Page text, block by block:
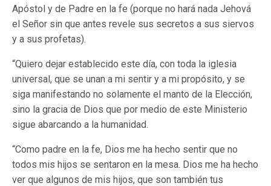
Apóstol y de Padre en la fe (porque no hará nada Jehová
el Señor sin que antes revele sus secretos a sus siervos
y a sus profetas).
“Quiero dejar establecido este día, con toda la iglesia
universal, que se unan a mi sentir y a mi propósito, y se
siga manifestando no solamente el manto de la Elección,
sino la gracia de Dios que por medio de este Ministerio
sigue abarcando a la humanidad.
“Como padre en la fe, Dios me ha hecho sentir que no
todos mis hijos se sentaron en la mesa. Dios me ha hecho
ver que algunos de mis hijos, que son también tus